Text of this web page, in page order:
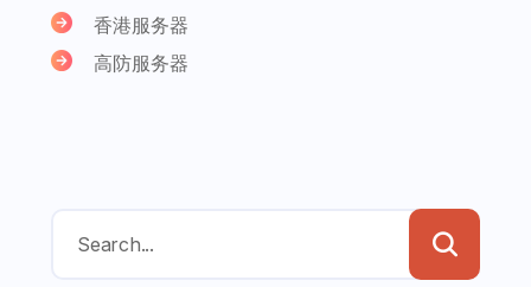
香港服务器
高防服务器